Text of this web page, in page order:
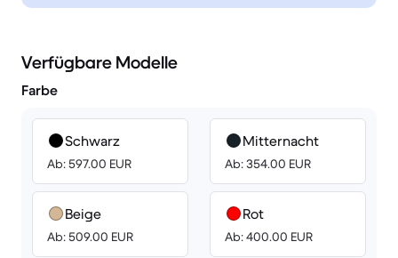
Verfügbare Modelle
Farbe
Schwarz
Ab: 597.00 EUR
Beige
Ab: 509.00 EUR
Mitternacht
Ab: 354.00 EUR
Rot
Ab: 400.00 EUR